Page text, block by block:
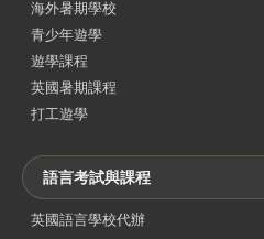
海外暑期學校
青少年遊學
遊學課程
英國暑期課程
打工遊學
語言考試與課程
英國語言學校代辦